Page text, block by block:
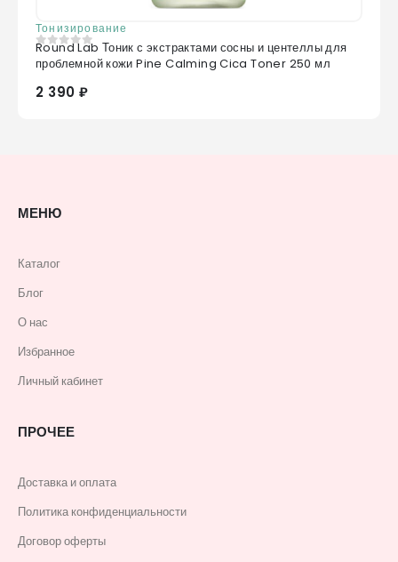
Тонизирование
0из 5
Round Lab Тоник с экстрактами сосны и центеллы для
проблемной кожи Pine Calming Cica Toner 250 мл
2 390 ₽
МЕНЮ
Каталог
Блог
О нас
Избранное
Личный кабинет
ПРОЧЕЕ
Доставка и оплата
Политика конфиденциальности
Договор оферты